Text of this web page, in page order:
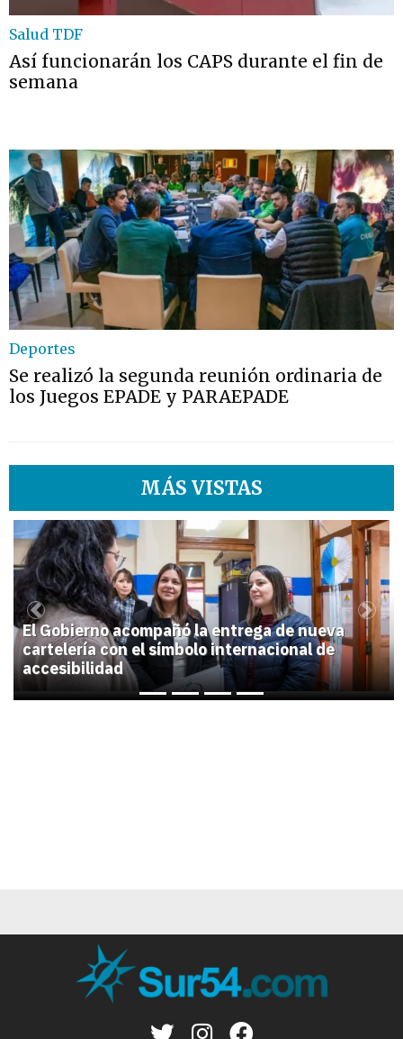
Salud TDF
Así funcionarán los CAPS durante el fin de
semana
Deportes
Se realizó la segunda reunión ordinaria de
los Juegos EPADE y PARAEPADE
MÁS VISTAS
1
El Gobierno acompañó la entrega de nueva
cartelería con el símbolo internacional de
accesibilidad
Previous Next